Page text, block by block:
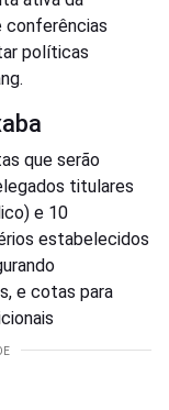
conferências
políticas
que serão
titulares
e 10
estabelecidos
e cotas para